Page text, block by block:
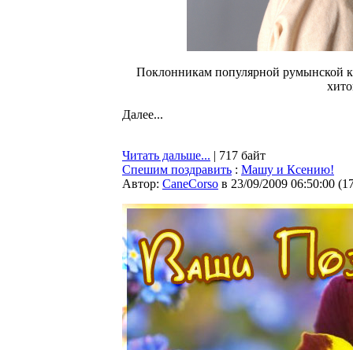
Поклонникам популярной румынской
Далее...
Читать дальше... | 717 байт
Спешим поздравить : Машу и Ксению!
Автор: CaneCorso в 23/09/2009 06:50:00 (